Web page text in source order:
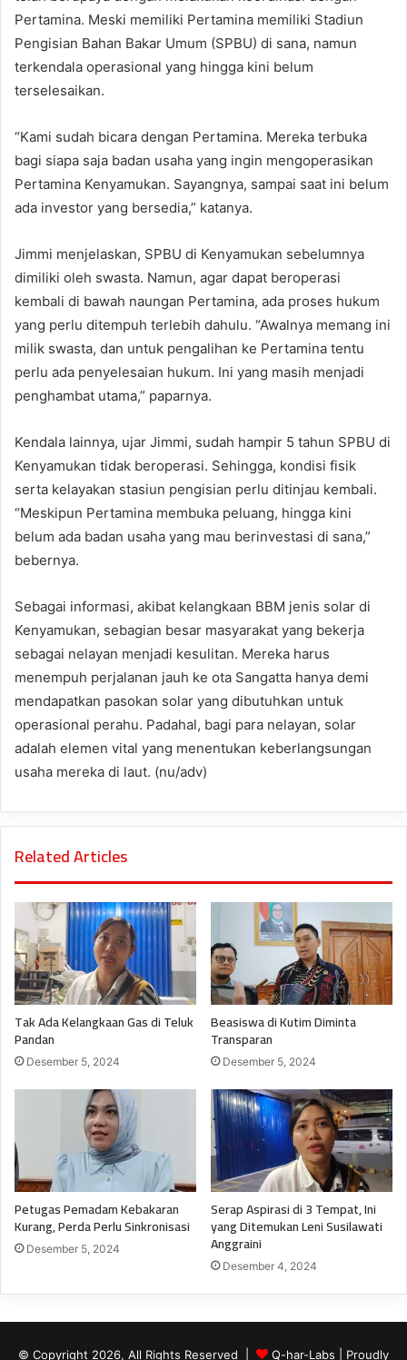
Pertamina. Meski memiliki Pertamina memiliki Stadiun
Pengisian Bahan Bakar Umum (SPBU) di sana, namun
terkendala operasional yang hingga kini belum
terselesaikan.
“Kami sudah bicara dengan Pertamina. Mereka terbuka
bagi siapa saja badan usaha yang ingin mengoperasikan
Pertamina Kenyamukan. Sayangnya, sampai saat ini belum
ada investor yang bersedia,” katanya.
Jimmi menjelaskan, SPBU di Kenyamukan sebelumnya
dimiliki oleh swasta. Namun, agar dapat beroperasi
kembali di bawah naungan Pertamina, ada proses hukum
yang perlu ditempuh terlebih dahulu. “Awalnya memang ini
milik swasta, dan untuk pengalihan ke Pertamina tentu
perlu ada penyelesaian hukum. Ini yang masih menjadi
penghambat utama,” paparnya.
Kendala lainnya, ujar Jimmi, sudah hampir 5 tahun SPBU di
Kenyamukan tidak beroperasi. Sehingga, kondisi fisik
serta kelayakan stasiun pengisian perlu ditinjau kembali.
“Meskipun Pertamina membuka peluang, hingga kini
belum ada badan usaha yang mau berinvestasi di sana,”
bebernya.
Sebagai informasi, akibat kelangkaan BBM jenis solar di
Kenyamukan, sebagian besar masyarakat yang bekerja
sebagai nelayan menjadi kesulitan. Mereka harus
menempuh perjalanan jauh ke ota Sangatta hanya demi
mendapatkan pasokan solar yang dibutuhkan untuk
operasional perahu. Padahal, bagi para nelayan, solar
adalah elemen vital yang menentukan keberlangsungan
usaha mereka di laut. (nu/adv)
Related Articles
Tak Ada Kelangkaan Gas di Teluk
Pandan
Desember 5, 2024
Beasiswa di Kutim Diminta
Transparan
Desember 5, 2024
Petugas Pemadam Kebakaran
Kurang, Perda Perlu Sinkronisasi
Desember 5, 2024
Serap Aspirasi di 3 Tempat, Ini
yang Ditemukan Leni Susilawati
Anggraini
Desember 4, 2024
© Copyright 2026, All Rights Reserved | Q-har-Labs | Proudly